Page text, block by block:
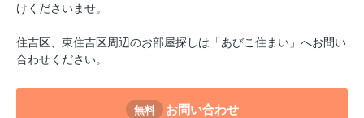
けくださいませ。
住吉区、東住吉区周辺のお部屋探しは「あびこ住まい」へお問い
合わせください。
無料 お問い合わせ